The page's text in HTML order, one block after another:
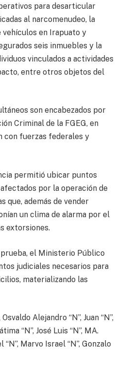
para desarticular
al narcomenudeo, la
en Irapuato y
seis inmuebles y la
vinculados a actividades
entre otros objetos del
son encabezados por
Criminal de la FGEG, en
con fuerzas federales y
permitió ubicar puntos
por la operación de
que, además de vender
un clima de alarma por el
extorsiones.
el Ministerio Público
judiciales necesarios para
materializando las
Alejandro “N”, Juan “N”,
“N”, José Luis “N”, MA.
“N”, Marvo Israel “N”, Gonzalo